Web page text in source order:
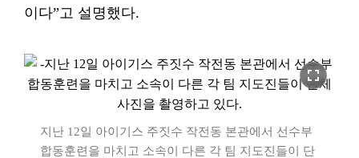
이다”고 설명했다.
fullscreen
지난 12일 아이기스 주짓수 작전동 본관에서 선수부
합동훈련을 마치고 소속이 다른 각 팀 지도진들이 단